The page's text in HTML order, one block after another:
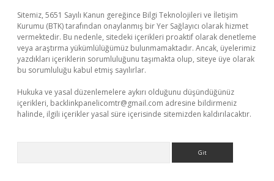
Sitemiz, 5651 Sayılı Kanun gereğince Bilgi Teknolojileri ve İletişim
Kurumu (BTK) tarafından onaylanmış bir Yer Sağlayıcı olarak hizmet
vermektedir. Bu nedenle, sitedeki içerikleri proaktif olarak denetleme
veya araştırma yükümlülüğümüz bulunmamaktadır. Ancak, üyelerimiz
yazdıkları içeriklerin sorumluluğunu taşımakta olup, siteye üye olarak
bu sorumluluğu kabul etmiş sayılırlar.
Hukuka ve yasal düzenlemelere aykırı olduğunu düşündüğünüz
içerikleri, backlinkpanelicomtr@gmail.com adresine bildirmeniz
halinde, ilgili içerikler yasal süre içerisinde sitemizden kaldırılacaktır.